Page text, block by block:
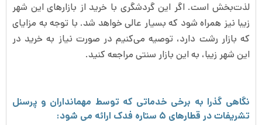
لذت‌بخش است. اگر این گردشگری با خرید از بازارهای این شهر
زیبا نیز همراه شود که بسیار عالی خواهد شد. با توجه به مزایای
که بازار‌ رشت‌ دارد، توصیه می‌کنیم در صورت نیاز به خرید در
این شهر زیبا، به این بازار سنتی مراجعه کنید.
نگاهی گذرا به برخی خدماتی که توسط مهمانداران و پرسنل
تشریفات در قطارهای ۵ ستاره فدک ارائه می شود: